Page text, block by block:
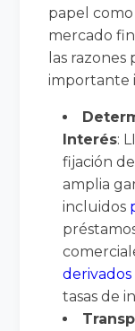
papel
mercado
las razones
importante
Interés:
fijación
amplia
incluidos
tasas de